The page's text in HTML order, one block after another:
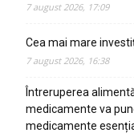
7 august 2026, 17:09
Cea mai mare
7 august 2026, 16:38
Întreruperea
medicamente va
medicamente